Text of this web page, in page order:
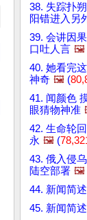
38. 失踪扑
阳错进入另
39. 会讲因
口吐人言 🖼️
40. 她看完
神奇 🖼️ (
41. 闻颜色
眼猜物神准
42. 生命轮
永 🖼️ (
43. 俄入侵
陆空部署 🖼️
44. 新闻简述
45. 新闻简述